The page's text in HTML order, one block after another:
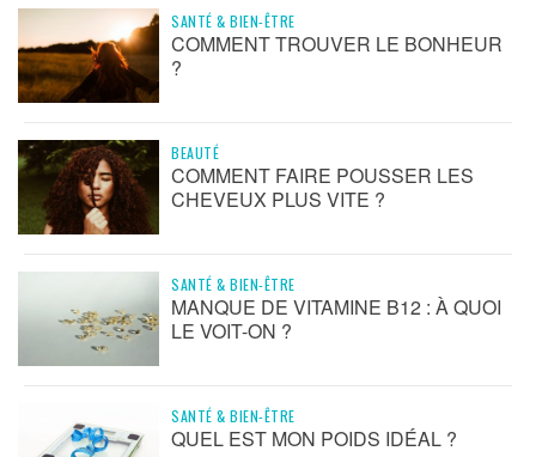
SANTÉ & BIEN-ÊTRE
COMMENT TROUVER LE BONHEUR
?
BEAUTÉ
COMMENT FAIRE POUSSER LES
CHEVEUX PLUS VITE ?
SANTÉ & BIEN-ÊTRE
MANQUE DE VITAMINE B12 : À QUOI
LE VOIT-ON ?
SANTÉ & BIEN-ÊTRE
QUEL EST MON POIDS IDÉAL ?